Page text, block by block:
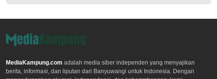
MediaKampung.com adalah media siber independen yang menyajikan
berita, informasi, dan liputan dari Banyuwangi untuk Indonesia. Dengan